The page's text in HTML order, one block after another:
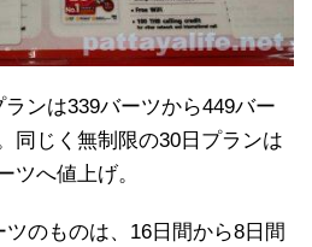
ンは339バーツから449バー
同じく無制限の30日プランは
ツへ値上げ。
のものは、16日間から8日間